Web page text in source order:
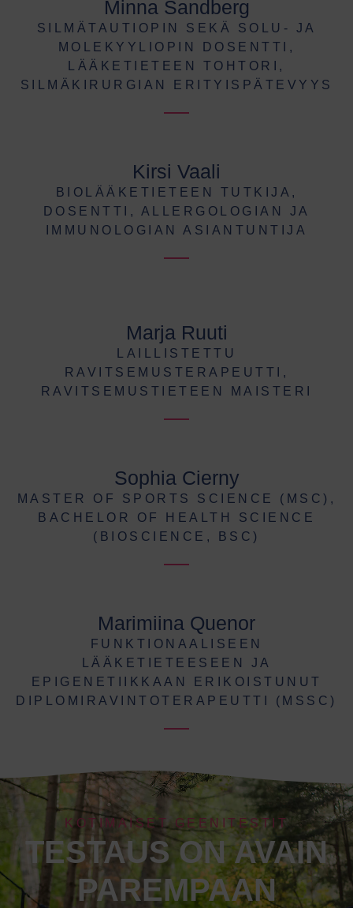
Minna Sandberg
SILMÄTAUTIOPIN SEKÄ SOLU- JA
MOLEKYYLIOPIN DOSENTTI,
LÄÄKETIETEEN TOHTORI,
SILMÄKIRURGIAN ERITYISPÄTEVYYS
Kirsi Vaali
BIOLÄÄKETIETEEN TUTKIJA,
DOSENTTI, ALLERGOLOGIAN JA
IMMUNOLOGIAN ASIANTUNTIJA
Marja Ruuti
LAILLISTETTU
RAVITSEMUSTERAPEUTTI,
RAVITSEMUSTIETEEN MAISTERI
Sophia Cierny
MASTER OF SPORTS SCIENCE (MSC),
BACHELOR OF HEALTH SCIENCE
(BIOSCIENCE, BSC)
Marimiina Quenor
FUNKTIONAALISEEN
LÄÄKETIETEESEEN JA
EPIGENETIIKKAAN ERIKOISTUNUT
DIPLOMIRAVINTOTERAPEUTTI (MSSC)
KOTIMAISET GEENITESTIT
TESTAUS ON AVAIN
PAREMPAAN